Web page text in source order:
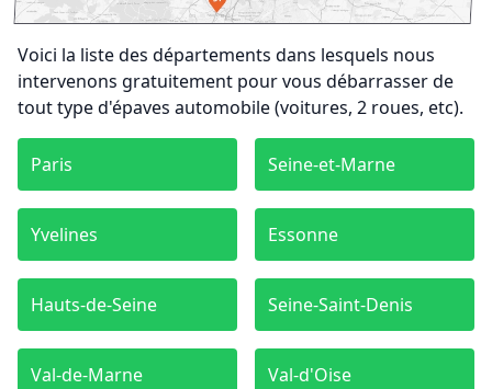
Voici la liste des départements dans lesquels nous
intervenons gratuitement pour vous débarrasser de
tout type d'épaves automobile (voitures, 2 roues, etc).
Paris Seine-et-Marne
Yvelines Essonne
Hauts-de-Seine Seine-Saint-Denis
Val-de-Marne Val-d'Oise